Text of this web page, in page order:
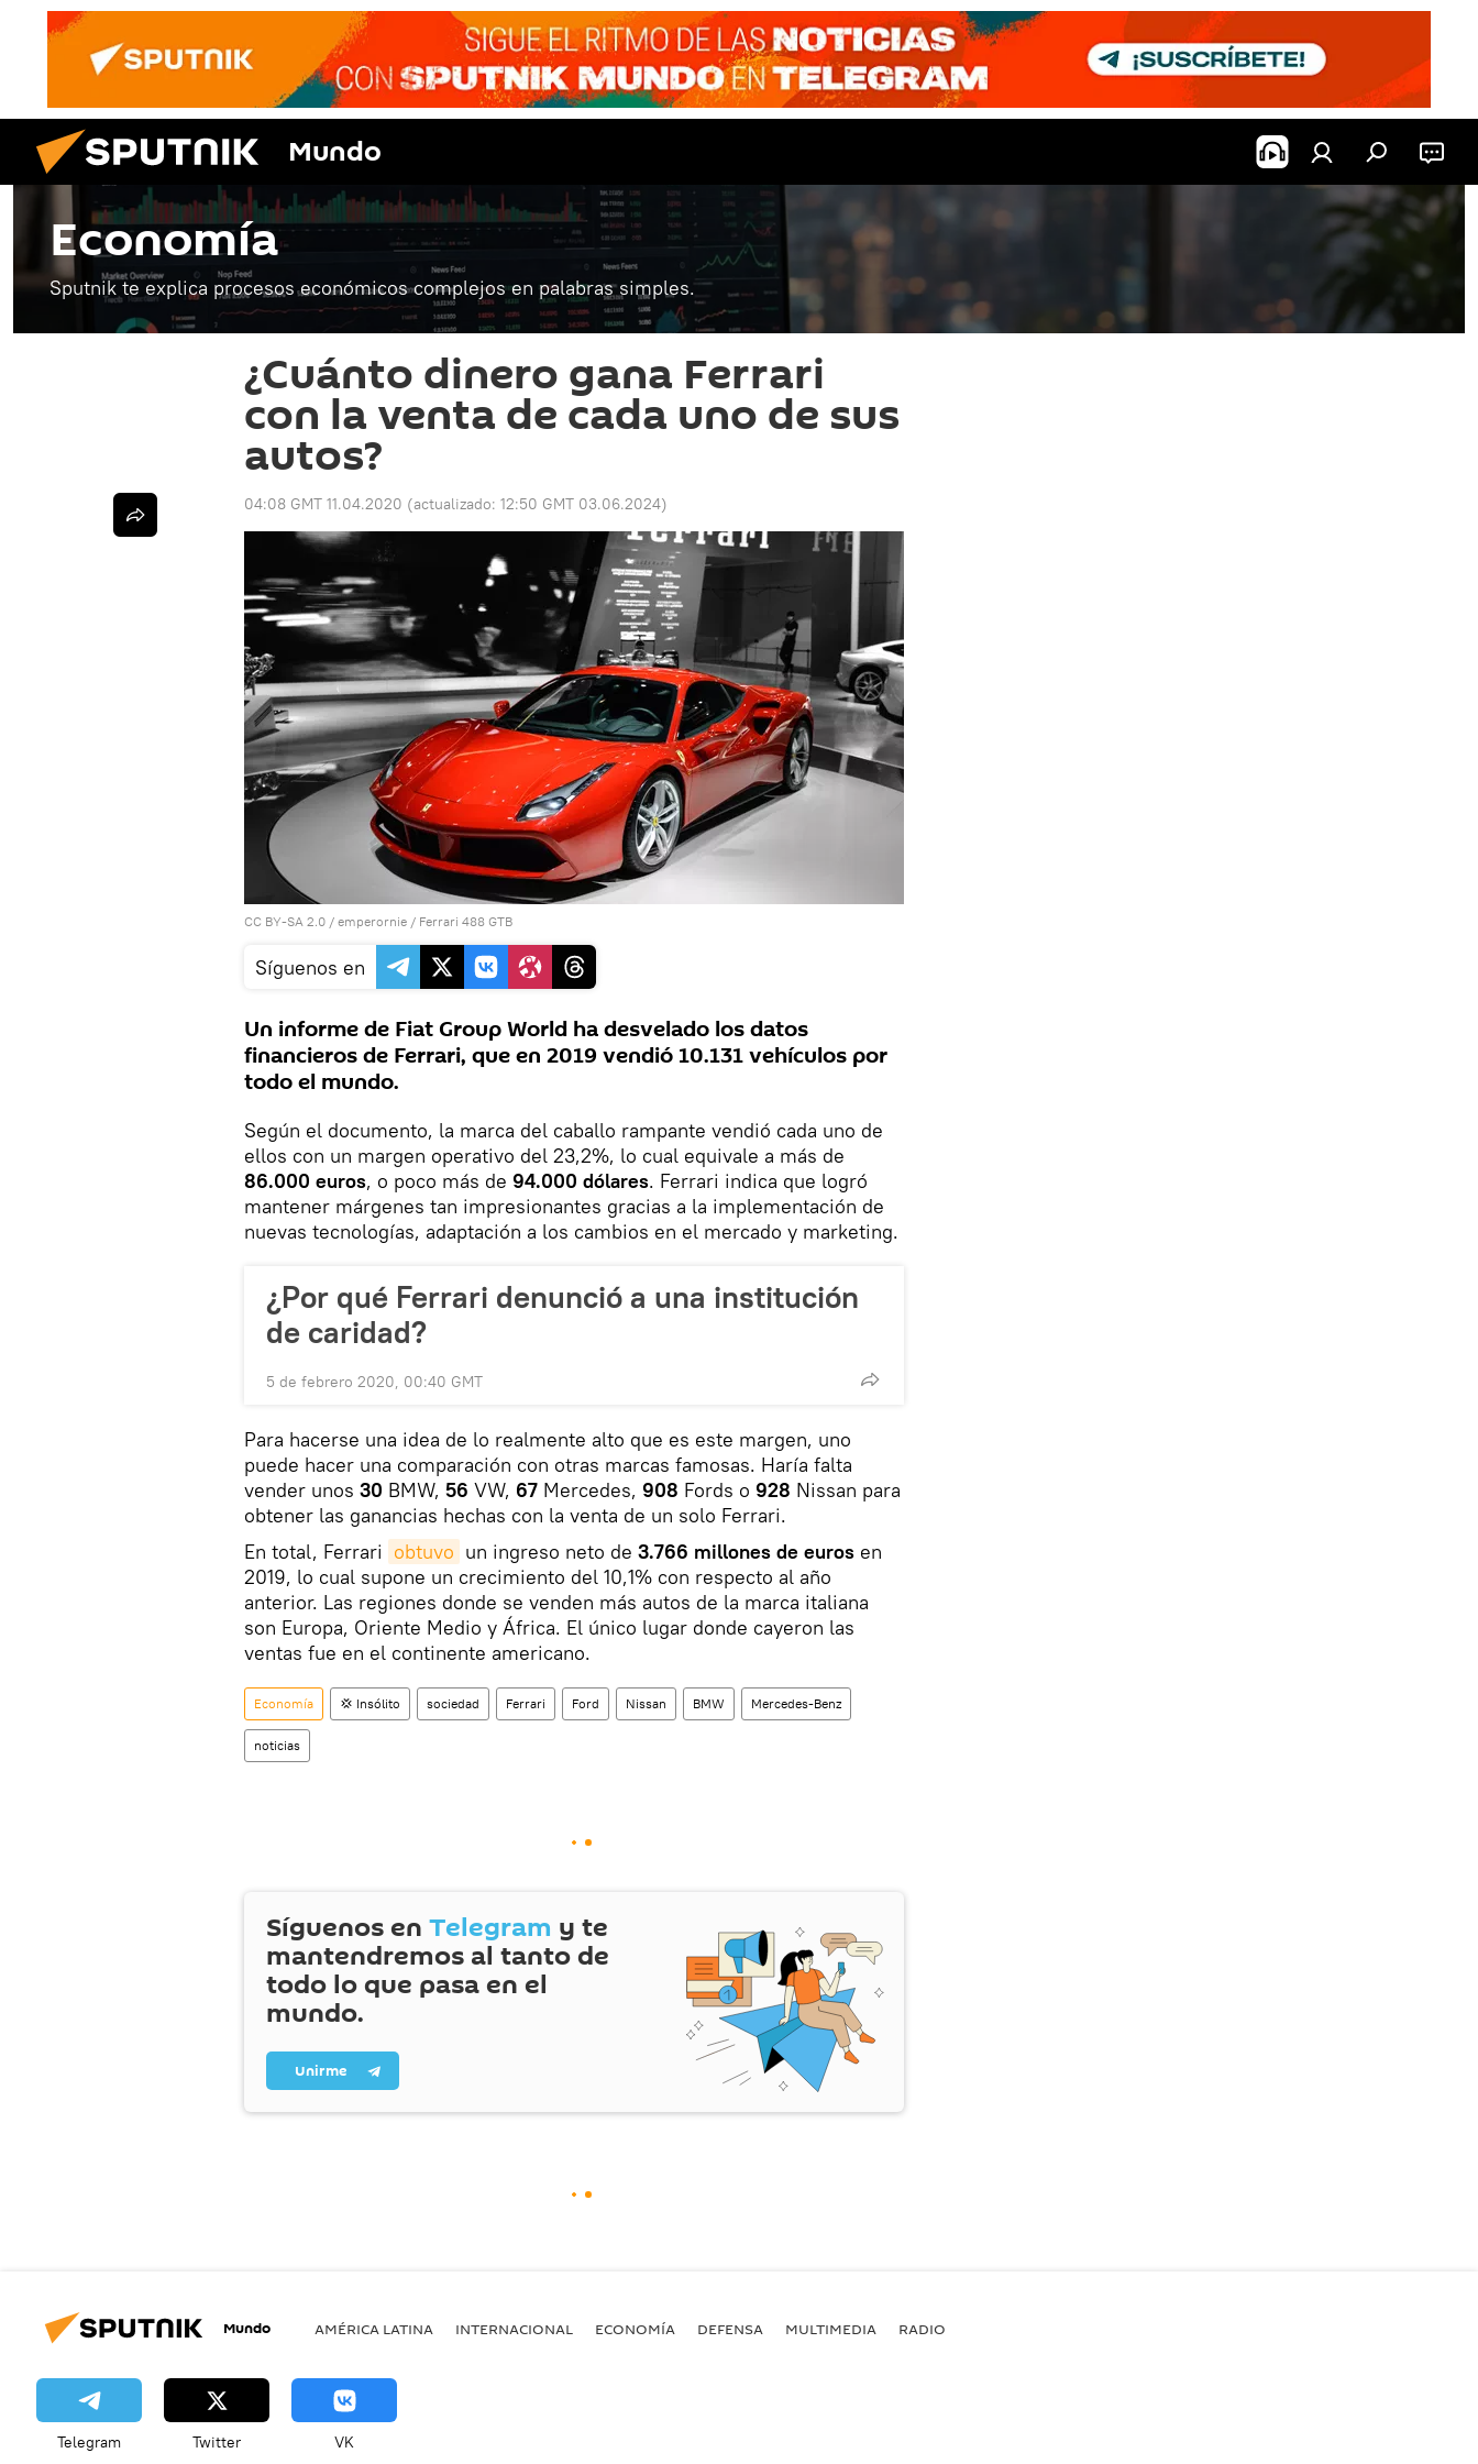
Mundo
Economía
Sputnik te explica procesos económicos complejos en palabras simples.
¿Cuánto dinero gana Ferrari
con la venta de cada uno de sus
autos?
04:08 GMT 11.04.2020 (actualizado: 12:50 GMT 03.06.2024)
CC BY-SA 2.0 / emperornie / Ferrari 488 GTB
Síguenos en
Un informe de Fiat Group World ha desvelado los datos
financieros de Ferrari, que en 2019 vendió 10.131 vehículos por
todo el mundo.
Según el documento, la marca del caballo rampante vendió cada uno de
ellos con un margen operativo del 23,2%, lo cual equivale a más de
86.000 euros, o poco más de 94.000 dólares. Ferrari indica que logró
mantener márgenes tan impresionantes gracias a la implementación de
nuevas tecnologías, adaptación a los cambios en el mercado y marketing.
¿Por qué Ferrari denunció a una institución
de caridad?
5 de febrero 2020, 00:40 GMT
Para hacerse una idea de lo realmente alto que es este margen, uno
puede hacer una comparación con otras marcas famosas. Haría falta
vender unos 30 BMW, 56 VW, 67 Mercedes, 908 Fords o 928 Nissan para
obtener las ganancias hechas con la venta de un solo Ferrari.
En total, Ferrari obtuvo un ingreso neto de 3.766 millones de euros en
2019, lo cual supone un crecimiento del 10,1% con respecto al año
anterior. Las regiones donde se venden más autos de la marca italiana
son Europa, Oriente Medio y África. El único lugar donde cayeron las
ventas fue en el continente americano.
Economía 💢 Insólito sociedad Ferrari Ford Nissan BMW Mercedes-Benz
noticias
Síguenos en Telegram y te
mantendremos al tanto de
todo lo que pasa en el
mundo.
Unirme
Mundo AMÉRICA LATINA INTERNACIONAL ECONOMÍA DEFENSA MULTIMEDIA RADIO
Telegram Twitter VK